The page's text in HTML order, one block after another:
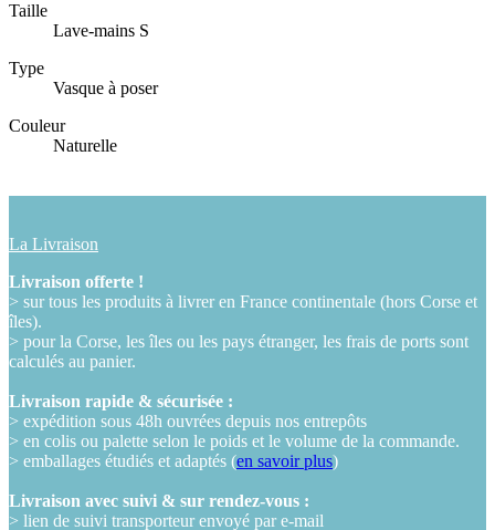
Taille
Lave-mains S
Type
Vasque à poser
Couleur
Naturelle
La Livraison
Livraison offerte !
> sur tous les produits à livrer en France continentale (hors Corse et
îles).
> pour la Corse, les îles ou les pays étranger, les frais de ports sont
calculés au panier.
Livraison rapide & sécurisée :
> expédition sous 48h ouvrées depuis nos entrepôts
> en colis ou palette selon le poids et le volume de la commande.
> emballages étudiés et adaptés (en savoir plus)
Livraison avec suivi & sur rendez-vous :
> lien de suivi transporteur envoyé par e-mail